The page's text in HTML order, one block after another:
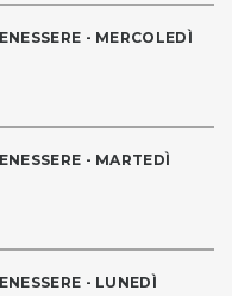
- MERCOLEDÌ
- MARTEDÌ
- LUNEDÌ